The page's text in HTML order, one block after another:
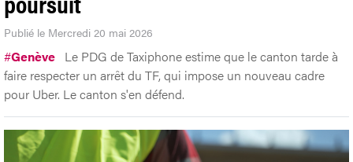
Publié le Mercredi 20 mai 2026
#Genève Le PDG de Taxiphone estime que le canton tarde à
faire respecter un arrêt du TF, qui impose un nouveau cadre
pour Uber. Le canton s'en défend.